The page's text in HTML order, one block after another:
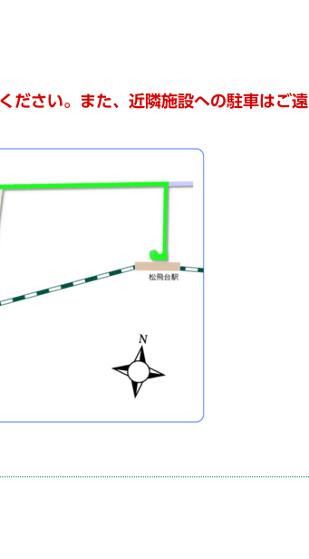
ださい。 また、 近隣施設への駐車はご遠